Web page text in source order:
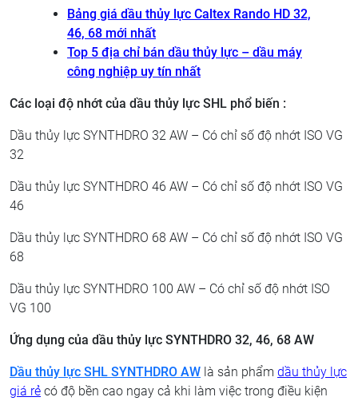
Bảng giá dầu thủy lực Caltex Rando HD 32,
46, 68 mới nhất
Top 5 địa chỉ bán dầu thủy lực – dầu máy
công nghiệp uy tín nhất
Các loại độ nhớt của dầu thủy lực SHL phổ biến :
Dầu thủy lực SYNTHDRO 32 AW – Có chỉ số độ nhớt ISO VG
32
Dầu thủy lực SYNTHDRO 46 AW – Có chỉ số độ nhớt ISO VG
46
Dầu thủy lực SYNTHDRO 68 AW – Có chỉ số độ nhớt ISO VG
68
Dầu thủy lực SYNTHDRO 100 AW – Có chỉ số độ nhớt ISO
VG 100
Ứng dụng của dầu thủy lực SYNTHDRO 32, 46, 68 AW
Dầu thủy lực SHL SYNTHDRO AW là sản phẩm dầu thủy lực
giá rẻ có độ bền cao ngay cả khi làm việc trong điều kiện